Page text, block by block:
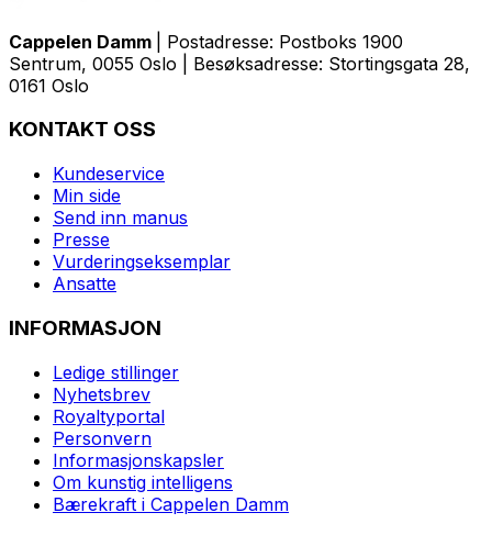
Cappelen Damm
| Postadresse: Postboks 1900
Sentrum, 0055 Oslo | Besøksadresse: Stortingsgata 28,
0161 Oslo
KONTAKT OSS
Kundeservice
Min side
Send inn manus
Presse
Vurderingseksemplar
Ansatte
INFORMASJON
Ledige stillinger
Nyhetsbrev
Royaltyportal
Personvern
Informasjonskapsler
Om kunstig intelligens
Bærekraft i Cappelen Damm